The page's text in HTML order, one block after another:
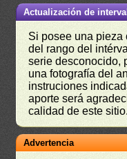
Actualización de
Si posee una pieza
del rango del
serie desconocido,
una fotografía del
instruciones
aporte será
calidad de este sitio.
Advertencia